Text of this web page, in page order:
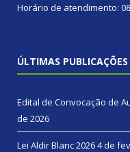
Horário de atendimento:
ÚLTIMAS PUBLICAÇÕES
Edital de Convocação de
de 2026
Lei Aldir Blanc 20264 de